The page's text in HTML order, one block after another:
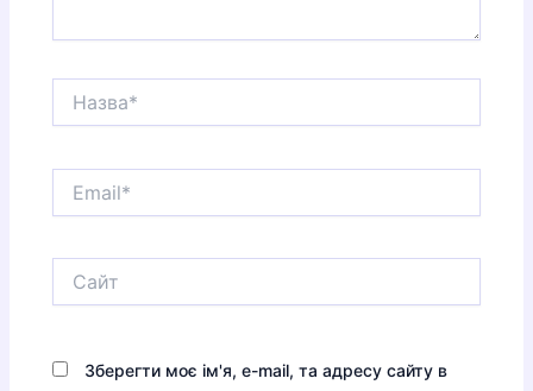
Зберегти моє ім'я, e-mail, та адресу сайту в